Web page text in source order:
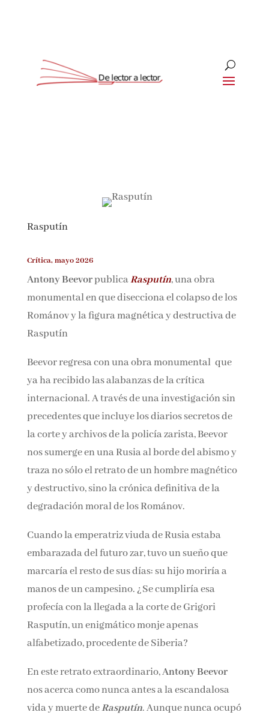
Rasputín
Crítica, mayo 2026
Antony Beevorpublica Rasputín, una obra
monumental en que disecciona el colapso de
los Románov y la figura magnética y
destructiva de Rasputín
Beevor regresa con una obra monumental que
ya ha recibido las alabanzas de la crítica
internacional. A través de una investigación
sin precedentes que incluye los diarios secretos
de la corte y archivos de la policía zarista,
Beevor nos sumerge en una Rusia al borde del
abismo y traza no sólo el retrato de un hombre
magnético y destructivo, sino la crónica
definitiva de la degradación moral de los
Cuando la emperatriz viuda de Rusia estaba
embarazada del futuro zar, tuvo un sueño que
marcaría el resto de sus días: su hijo moriría a
manos de un campesino. ¿Se cumpliría esa
profecía con la llegada a la corte de Grigori
Rasputín, un enigmático monje apenas
En este retrato extraordinario,Antony Beevor
nos acerca como nunca antes a la escandalosa
Suscríbete
Únete a nuestra comunidad de amantes de la
Nombre*
Por favor, acepta lostérminos y condiciones
de privacidad